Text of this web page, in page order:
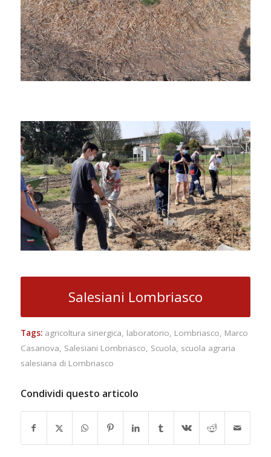
Salesiani Lombriasco
Tags: agricoltura sinergica, laboratorio, Lombriasco, Marco
Casanova, Salesiani Lombriasco, Scuola, scuola agraria
salesiana di Lombriasco
Condividi questo articolo